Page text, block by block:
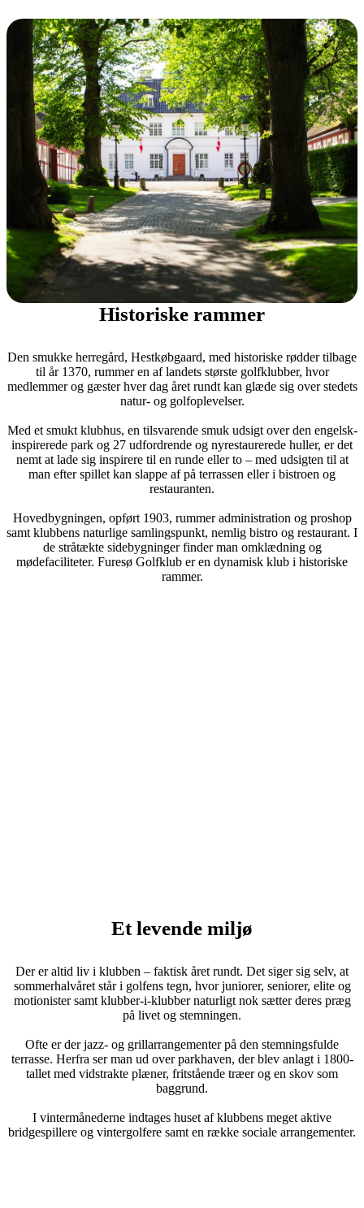
Historiske rammer
Den smukke herregård, Hestkøbgaard, med historiske rødder tilbage
til år 1370, rummer en af landets største golfklubber, hvor
medlemmer og gæster hver dag året rundt kan glæde sig over stedets
natur- og golfoplevelser.
Med et smukt klubhus, en tilsvarende smuk udsigt over den engelsk-
inspirerede park og 27 udfordrende og nyrestaurerede huller, er det
nemt at lade sig inspirere til en runde eller to – med udsigten til at
man efter spillet kan slappe af på terrassen eller i bistroen og
restauranten.
Hovedbygningen, opført 1903, rummer administration og proshop
samt klubbens naturlige samlingspunkt, nemlig bistro og restaurant. I
de stråtækte sidebygninger finder man omklædning og
mødefaciliteter. Furesø Golfklub er en dynamisk klub i historiske
rammer.
Et levende miljø
Der er altid liv i klubben – faktisk året rundt. Det siger sig selv, at
sommerhalvåret står i golfens tegn, hvor juniorer, seniorer, elite og
motionister samt klubber-i-klubber naturligt nok sætter deres præg
på livet og stemningen.
Ofte er der jazz- og grillarrangementer på den stemningsfulde
terrasse. Herfra ser man ud over parkhaven, der blev anlagt i 1800-
tallet med vidstrakte plæner, fritstående træer og en skov som
baggrund.
I vintermånederne indtages huset af klubbens meget aktive
bridgespillere og vintergolfere samt en række sociale arrangementer.